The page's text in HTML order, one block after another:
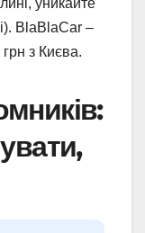
BlaBlaCar –
з Києва.